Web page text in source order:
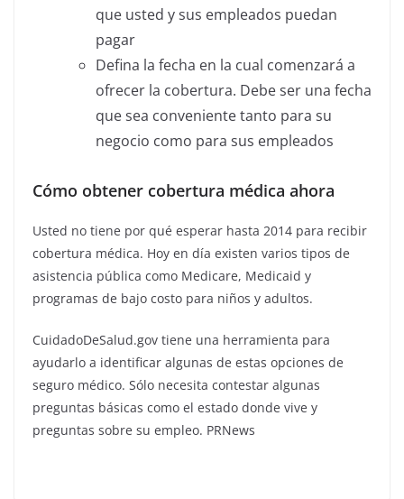
que usted y sus empleados puedan
pagar
Defina la fecha en la cual comenzará a
ofrecer la cobertura. Debe ser una fecha
que sea conveniente tanto para su
negocio como para sus empleados
Cómo obtener cobertura médica ahora
Usted no tiene por qué esperar hasta 2014 para recibir
cobertura médica. Hoy en día existen varios tipos de
asistencia pública como Medicare, Medicaid y
programas de bajo costo para niños y adultos.
CuidadoDeSalud.gov tiene una herramienta para
ayudarlo a identificar algunas de estas opciones de
seguro médico. Sólo necesita contestar algunas
preguntas básicas como el estado donde vive y
preguntas sobre su empleo. PRNews